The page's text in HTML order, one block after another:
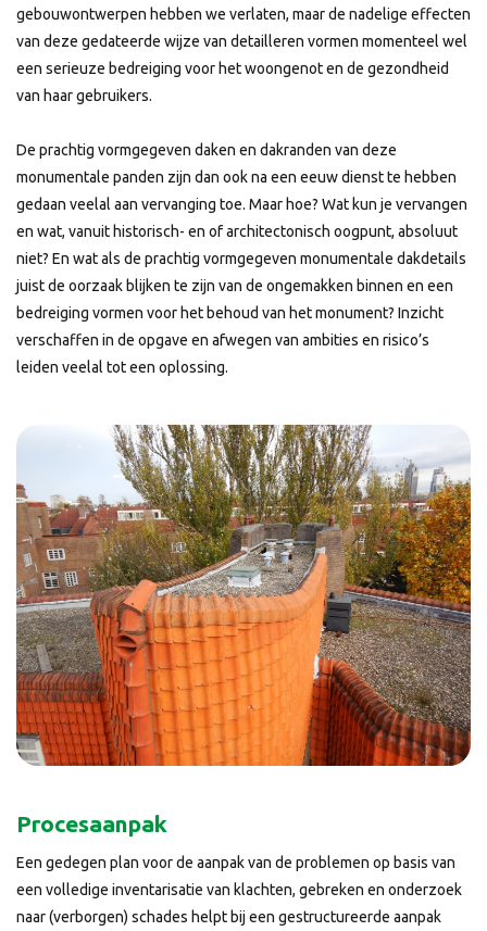
gebouwontwerpen hebben we verlaten, maar de nadelige effecten
van deze gedateerde wijze van detailleren vormen momenteel wel
een serieuze bedreiging voor het woongenot en de gezondheid
van haar gebruikers.
De prachtig vormgegeven daken en dakranden van deze
monumentale panden zijn dan ook na een eeuw dienst te hebben
gedaan veelal aan vervanging toe. Maar hoe? Wat kun je vervangen
en wat, vanuit historisch- en of architectonisch oogpunt, absoluut
niet? En wat als de prachtig vormgegeven monumentale dakdetails
juist de oorzaak blijken te zijn van de ongemakken binnen en een
bedreiging vormen voor het behoud van het monument? Inzicht
verschaffen in de opgave en afwegen van ambities en risico’s
leiden veelal tot een oplossing.
Procesaanpak
Een gedegen plan voor de aanpak van de problemen op basis van
een volledige inventarisatie van klachten, gebreken en onderzoek
naar (verborgen) schades helpt bij een gestructureerde aanpak